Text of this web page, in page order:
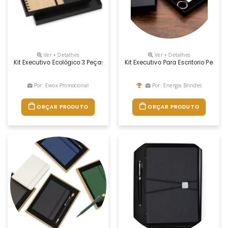
Ver + Detalhes
Kit Executivo Ecológico 3 Peças Em Estojo De Papelão. Contém:
Por: Ewox Promocional
ORÇAR PRODUTO
Ver + Detalhes
Kit Executivo Para Escritorio
Por: Energia Brindes
ORÇAR PRODUTO